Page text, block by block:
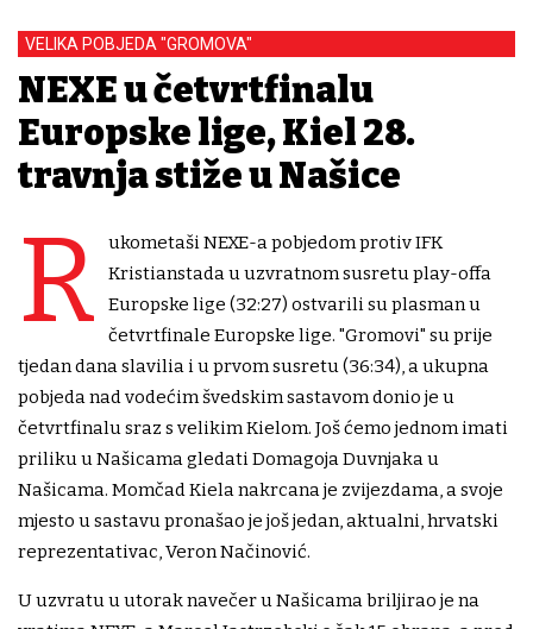
VELIKA POBJEDA "GROMOVA"
NEXE u četvrtfinalu
Europske lige, Kiel 28.
travnja stiže u Našice
R
ukometaši NEXE-a pobjedom protiv IFK
Kristianstada u uzvratnom susretu play-offa
Europske lige (32:27) ostvarili su plasman u
četvrtfinale Europske lige. "Gromovi" su prije
tjedan dana slavilia i u prvom susretu (36:34), a ukupna
pobjeda nad vodećim švedskim sastavom donio je u
četvrtfinalu sraz s velikim Kielom. Još ćemo jednom imati
priliku u Našicama gledati Domagoja Duvnjaka u
Našicama. Momčad Kiela nakrcana je zvijezdama, a svoje
mjesto u sastavu pronašao je još jedan, aktualni, hrvatski
reprezentativac, Veron Načinović.
U uzvratu u utorak navečer u Našicama briljirao je na